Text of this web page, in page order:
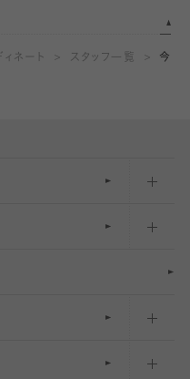
ィネート スタッフ一覧
今
深め）
ふつう）
浅め）
タイツ）